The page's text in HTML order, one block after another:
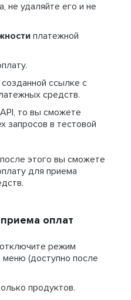
не удаляйте его и не
платежной
ссылке с
средств.
то вы сможете
запросов в тестовой
этого вы сможете
для приема
оплат
режим
меню (доступно после
продуктов.